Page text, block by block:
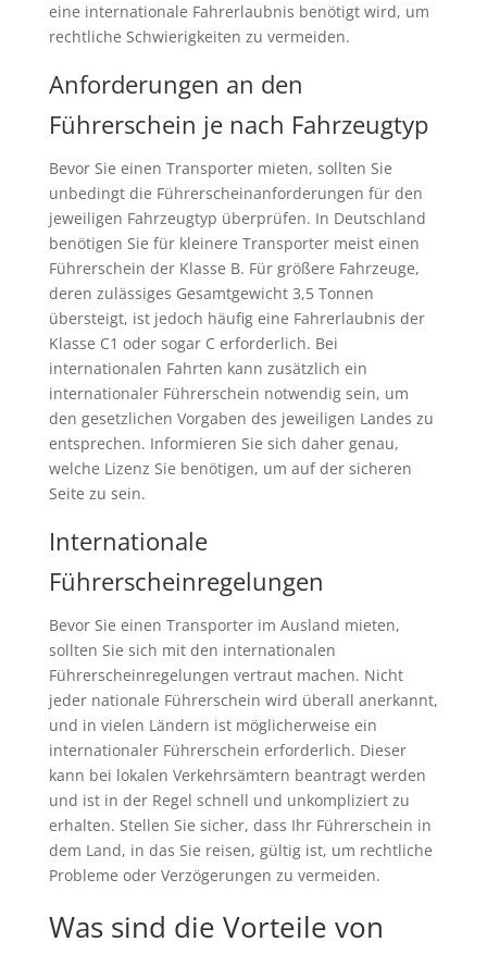
eine internationale Fahrerlaubnis benötigt wird, um
rechtliche Schwierigkeiten zu vermeiden.
Anforderungen an den
Führerschein je nach Fahrzeugtyp
Bevor Sie einen Transporter mieten, sollten Sie
unbedingt die Führerscheinanforderungen für den
jeweiligen Fahrzeugtyp überprüfen. In Deutschland
benötigen Sie für kleinere Transporter meist einen
Führerschein der Klasse B. Für größere Fahrzeuge,
deren zulässiges Gesamtgewicht 3,5 Tonnen
übersteigt, ist jedoch häufig eine Fahrerlaubnis der
Klasse C1 oder sogar C erforderlich. Bei
internationalen Fahrten kann zusätzlich ein
internationaler Führerschein notwendig sein, um
den gesetzlichen Vorgaben des jeweiligen Landes zu
entsprechen. Informieren Sie sich daher genau,
welche Lizenz Sie benötigen, um auf der sicheren
Seite zu sein.
Internationale
Führerscheinregelungen
Bevor Sie einen Transporter im Ausland mieten,
sollten Sie sich mit den internationalen
Führerscheinregelungen vertraut machen. Nicht
jeder nationale Führerschein wird überall anerkannt,
und in vielen Ländern ist möglicherweise ein
internationaler Führerschein erforderlich. Dieser
kann bei lokalen Verkehrsämtern beantragt werden
und ist in der Regel schnell und unkompliziert zu
erhalten. Stellen Sie sicher, dass Ihr Führerschein in
dem Land, in das Sie reisen, gültig ist, um rechtliche
Probleme oder Verzögerungen zu vermeiden.
Was sind die Vorteile von